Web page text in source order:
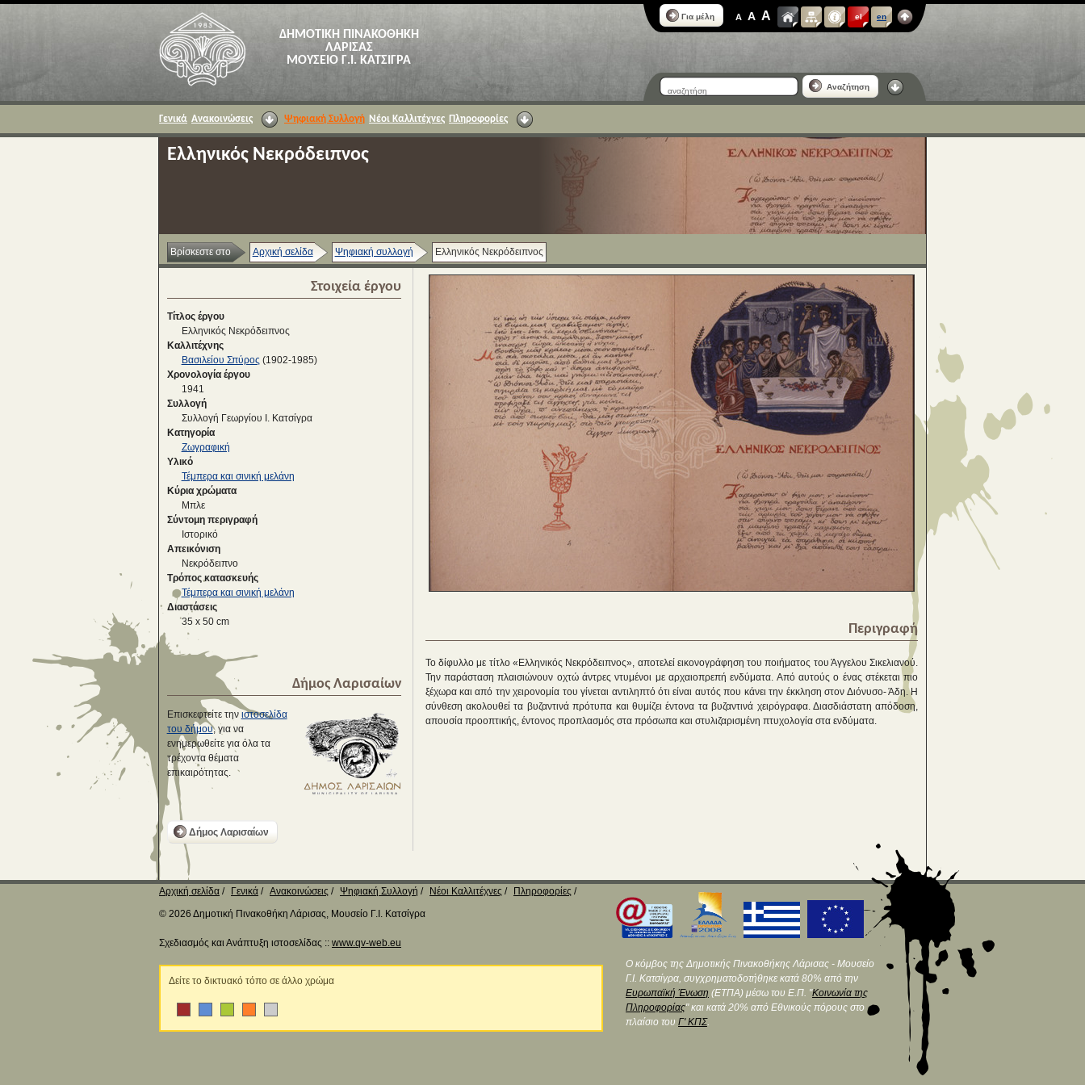
ΔΗΜΟΤΙΚΗ ΠΙΝΑΚΟΘΗΚΗ
ΛΑΡΙΣΑΣ
ΜΟΥΣΕΙΟ Γ.Ι. ΚΑΤΣΙΓΡΑ
Για μέλη A A A el en
Αναζήτηση
Γενικά Ανακοινώσεις Ψηφιακή Συλλογή Νέοι Καλλιτέχνες Πληροφορίες
Ελληνικός Νεκρόδειπνος
Βρίσκεστε στο Αρχική σελίδα Ψηφιακή συλλογή Ελληνικός Νεκρόδειπνος
Στοιχεία έργου
Τίτλος έργου
Ελληνικός Νεκρόδειπνος
Καλλιτέχνης
Βασιλείου Σπύρος (1902-1985)
Χρονολογία έργου
1941
Συλλογή
Συλλογή Γεωργίου Ι. Κατσίγρα
Κατηγορία
Ζωγραφική
Υλικό
Τέμπερα και σινική μελάνη
Κύρια χρώματα
Μπλε
Σύντομη περιγραφή
Iστορικό
Απεικόνιση
Νεκρόδειπνο
Τρόπος κατασκευής
Τέμπερα και σινική μελάνη
Διαστάσεις
35 x 50 cm
Δήμος Λαρισαίων
Επισκεφτείτε την ιστοσελίδα
του δήμου, για να
ενημερωθείτε για όλα τα
τρέχοντα θέματα
επικαιρότητας.
Δήμος Λαρισαίων
Περιγραφή
Το δίφυλλο με τίτλο «Ελληνικός Νεκρόδειπνος», αποτελεί εικονογράφηση του ποιήματος του Άγγελου Σικελιανού.
Την παράσταση πλαισιώνουν οχτώ άντρες ντυμένοι με αρχαιοπρεπή ενδύματα. Από αυτούς ο ένας στέκεται πιο
ξέχωρα και από την χειρονομία του γίνεται αντιληπτό ότι είναι αυτός που κάνει την έκκληση στον Διόνυσο- Άδη. Η
σύνθεση ακολουθεί τα βυζαντινά πρότυπα και θυμίζει έντονα τα βυζαντινά χειρόγραφα. Διασδιάστατη απόδοση,
απουσία προοπτικής, έντονος προπλασμός στα πρόσωπα και στυλιζαρισμένη πτυχολογία στα ενδύματα.
Αρχική σελίδα Γενικά Ανακοινώσεις Ψηφιακή Συλλογή Νέοι Καλλιτέχνες
Πληροφορίες
© 2026 Δημοτική Πινακοθήκη Λάρισας, Μουσείο Γ.Ι. Κατσίγρα
Σχεδιασμός και Ανάπτυξη ιστοσελίδας :: www.qv-web.eu
Δείτε το δικτυακό τόπο σε άλλο χρώμα
Ο κόμβος της Δημοτικής Πινακοθήκης Λάρισας - Μουσείο
Γ.Ι. Κατσίγρα, συγχρηματοδοτήθηκε κατά 80% από την
Ευρωπαϊκή Ένωση (ΕΤΠΑ) μέσω του Ε.Π. "Κοινωνία της
Πληροφορίας" και κατά 20% από Εθνικούς πόρους στο
πλαίσιο του Γ' ΚΠΣ.